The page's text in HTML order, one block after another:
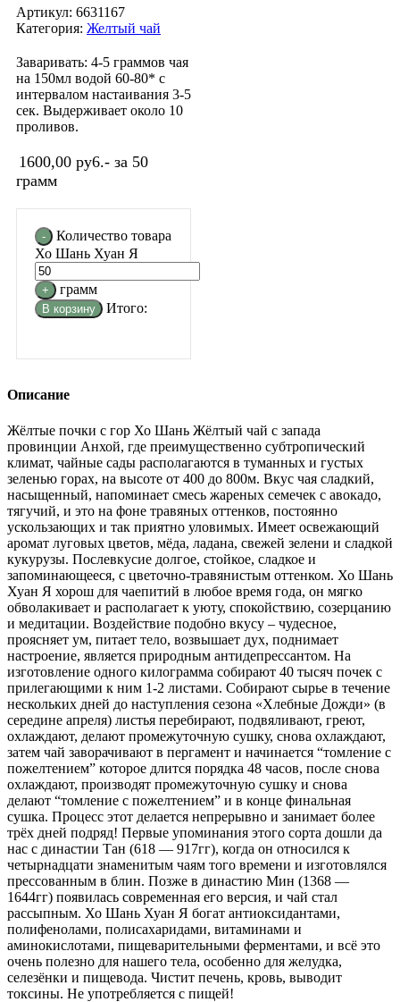
Артикул: 6631167
Категория: Желтый чай
Заваривать: 4-5 граммов чая
на 150мл водой 60-80* с
интервалом настаивания 3-5
сек. Выдерживает около 10
проливов.
1600,00 py6.- за 50
грамм
Количество товара
Хо Шань Хуан Я
грамм
В корзину Итого:
Описание
Жёлтые почки с гор Хо Шань Жёлтый чай с запада
провинции Анхой, где преимущественно субтропический
климат, чайные сады располагаются в туманных и густых
зеленью горах, на высоте от 400 до 800м. Вкус чая сладкий,
насыщенный, напоминает смесь жареных семечек с авокадо,
тягучий, и это на фоне травяных оттенков, постоянно
ускользающих и так приятно уловимых. Имеет освежающий
аромат луговых цветов, мёда, ладана, свежей зелени и сладкой
кукурузы. Послевкусие долгое, стойкое, сладкое и
запоминающееся, с цветочно-травянистым оттенком. Хо Шань
Хуан Я хорош для чаепитий в любое время года, он мягко
обволакивает и располагает к уюту, спокойствию, созерцанию
и медитации. Воздействие подобно вкусу – чудесное,
проясняет ум, питает тело, возвышает дух, поднимает
настроение, является природным антидепрессантом. На
изготовление одного килограмма собирают 40 тысяч почек с
прилегающими к ним 1-2 листами. Собирают сырье в течение
нескольких дней до наступления сезона «Хлебные Дожди» (в
середине апреля) листья перебирают, подвяливают, греют,
охлаждают, делают промежуточную сушку, снова охлаждают,
затем чай заворачивают в пергамент и начинается “томление с
пожелтением” которое длится порядка 48 часов, после снова
охлаждают, производят промежуточную сушку и снова
делают “томление с пожелтением” и в конце финальная
сушка. Процесс этот делается непрерывно и занимает более
трёх дней подряд! Первые упоминания этого сорта дошли да
нас с династии Тан (618 — 917гг), когда он относился к
четырнадцати знаменитым чаям того времени и изготовлялся
прессованным в блин. Позже в династию Мин (1368 —
1644гг) появилась современная его версия, и чай стал
рассыпным. Хо Шань Хуан Я богат антиоксидантами,
полифенолами, полисахаридами, витаминами и
аминокислотами, пищеварительными ферментами, и всё это
очень полезно для нашего тела, особенно для желудка,
селезёнки и пищевода. Чистит печень, кровь, выводит
токсины. Не употребляется с пищей!